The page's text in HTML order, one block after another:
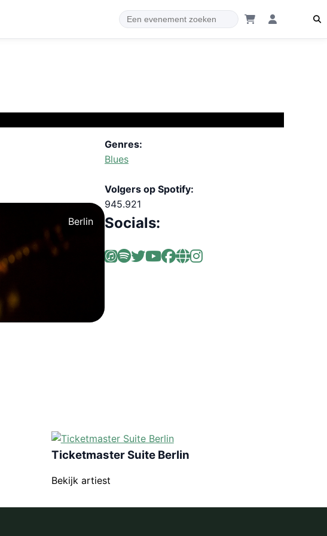
Berlin
Genres:
Blues
Volgers op Spotify:
945.921
Socials:
Ticketmaster Suite Berlin
Bekijk artiest